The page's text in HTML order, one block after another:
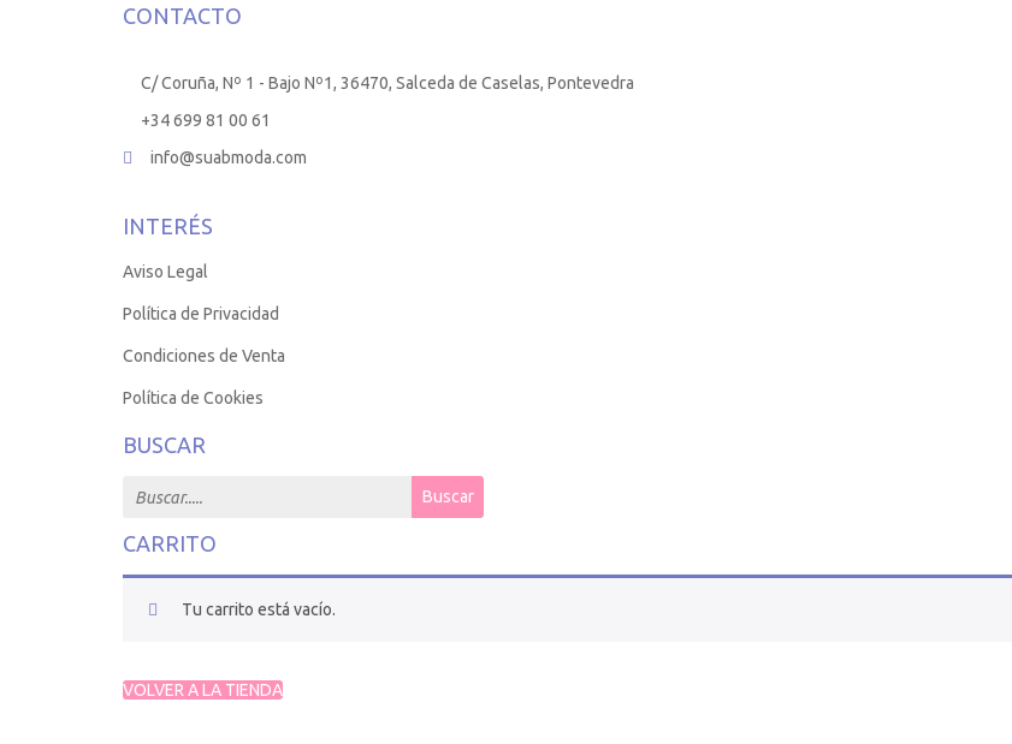
CONTACTO
C/ Coruña, Nº 1 - Bajo Nº1, 36470, Salceda de Caselas, Pontevedra
+34 699 81 00 61
info@suabmoda.com
INTERÉS
Aviso Legal
Política de Privacidad
Condiciones de Venta
Política de Cookies
BUSCAR
Search for: Buscar
CARRITO
Tu carrito está vacío.
VOLVER A LA TIENDA